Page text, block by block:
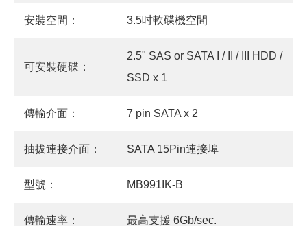
安裝空間： 3.5吋軟碟機空間
可安裝硬碟：
2.5" SAS or SATA I / II / III HDD /
SSD x 1
傳輸介面： 7 pin SATA x 2
抽拔連接介面： SATA 15Pin連接埠
型號： MB991IK-B
傳輸速率： 最高支援 6Gb/sec.